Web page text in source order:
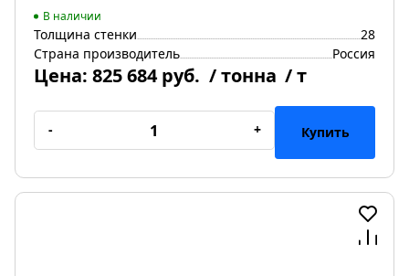
В наличии
Толщина стенки
28
Страна производитель
Россия
Цена: 825 684 руб. / тонна / т
- + Купить